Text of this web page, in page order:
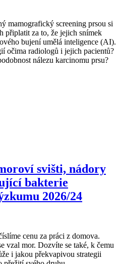
mamografický screening prsou si
připlatit za to, že jejich snímek
bujení umělá inteligence (AI).
očima radiologů i jejich pacientů?
nálezu karcinomu prsu?
svišti, nádory
bakterie
2026/24
cenu za práci z domova.
vzal mor. Dozvíte se také, k čemu
i jakou překvapivou strategii